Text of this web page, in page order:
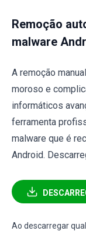
Remoção
malware
A remoção
moroso e
informáticos
ferramenta
malware que é
Android.
Ao descarregar